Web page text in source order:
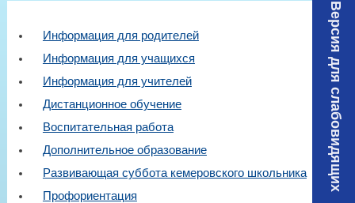
Версия для слабовидящих
Информация для родителей
Информация для учащихся
Информация для учителей
Дистанционное обучение
Воспитательная работа
Дополнительное образование
Развивающая суббота кемеровского школьника
Профориентация